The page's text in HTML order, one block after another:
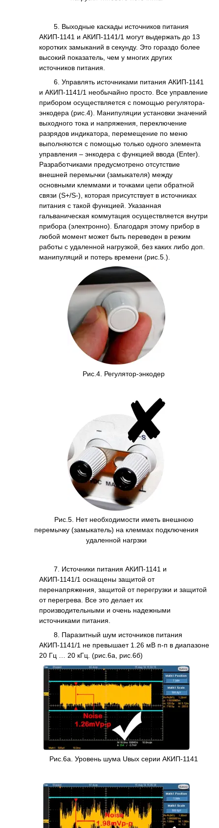
5. Выходные каскады источников питания
АКИП-1141 и АКИП-1141/1 могут выдержать до 13
коротких замыканий в секунду. Это гораздо более
высокий показатель, чем у многих других
источников питания.
6. Управлять источниками питания АКИП-1141
и АКИП-1141/1 необычайно просто. Все управление
прибором осуществляется с помощью регулятора-
энкодера (рис.4). Манипуляции установки значений
выходного тока и напряжения, переключение
разрядов индикатора, перемещение по меню
выполняются с помощью только одного элемента
управления – энкодера с функцией ввода (Enter).
Разработчиками предусмотрено отсутствие
внешней перемычки (замыкателя) между
основными клеммами и точками цепи обратной
связи (S+/S-), которая присутствует в источниках
питания с такой функцией. Указанная
гальваническая коммутация осуществляется внутри
прибора (электронно). Благодаря этому прибор в
любой момент может быть переведен в режим
работы с удаленной нагрузкой, без каких либо доп.
манипуляций и потерь времени (рис.5.).
Рис.4. Регулятор-энкодер
Рис.5. Нет необходимости иметь внешнюю
перемычку (замыкатель) на клеммах подключения
удаленной нагрзки
7. Источники питания АКИП-1141 и
АКИП-1141/1 оснащены защитой от
перенапряжения, защитой от перегрузки и защитой
от перегрева. Все это делает их
производительными и очень надежными
источниками питания.
8. Паразитный шум источников питания
АКИП-1141/1 не превышает 1.26 мВ п-п в диапазоне
20 Гц … 20 кГц. (рис.6а, рис.6б)
Рис.6а. Уровень шума Uвых серии АКИП-1141